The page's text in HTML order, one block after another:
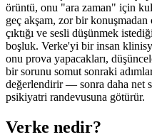
örüntü, onu "ara zaman" için
geç akşam, zor bir
çıktığı ve sesli düşünmek
boşluk. Verke'yi bir insan
onu prova yapacakları,
bir sorunu somut sonraki
değerlendirir — sonra daha net
psikiyatri randevusuna götürür.
Verke nedir?